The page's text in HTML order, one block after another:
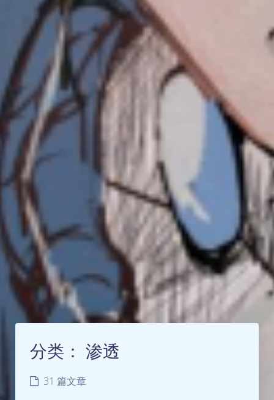
分类： 渗透
31 篇文章